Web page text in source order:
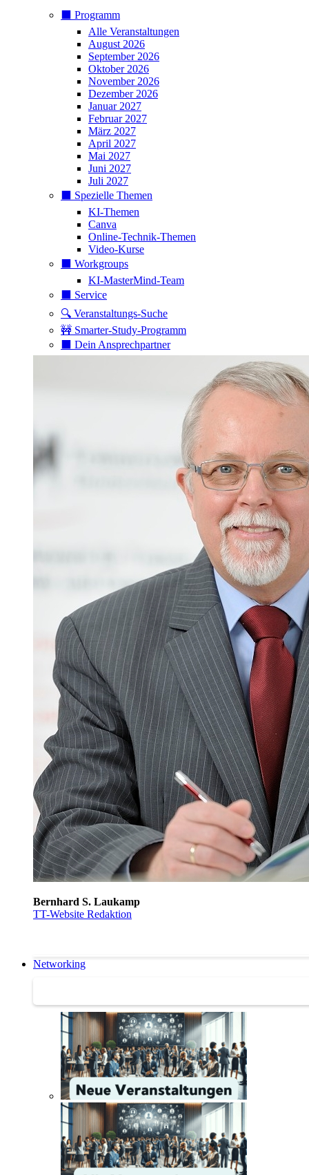
⬛️ Programm
Alle Veranstaltungen
August 2026
September 2026
Oktober 2026
November 2026
Dezember 2026
Januar 2027
Februar 2027
März 2027
April 2027
Mai 2027
Juni 2027
Juli 2027
⬛️ Spezielle Themen
KI-Themen
Canva
Online-Technik-Themen
Video-Kurse
⬛️ Workgroups
KI-MasterMind-Team
⬛️ Service
🔍 Veranstaltungs-Suche
🚧 Smarter-Study-Programm
⬛️ Dein Ansprechpartner
Bernhard S. Laukamp
TT-Website Redaktion
Networking